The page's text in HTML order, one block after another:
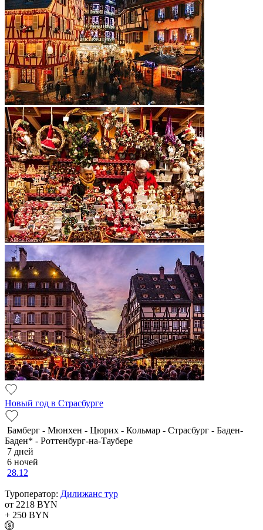
Новый год в Страсбурге
Бамберг - Мюнхен - Цюрих - Кольмар - Страсбург - Баден-
Баден* - Роттенбург-на-Таубере
7 дней
6 ночей
28.12
Туроператор: Дилижанс тур
от 2218 BYN
+ 250 BYN